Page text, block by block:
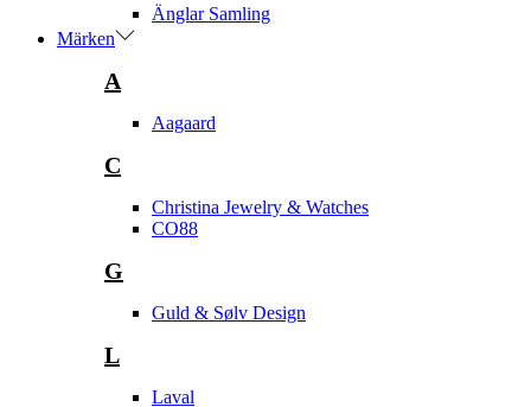
Änglar Samling
Märken
A
Aagaard
C
Christina Jewelry & Watches
CO88
G
Guld & Sølv Design
L
Laval